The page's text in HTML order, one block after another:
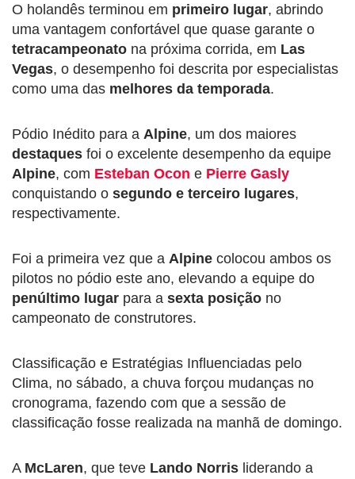
O holandês terminou em primeiro lugar, abrindo
uma vantagem confortável que quase garante o
tetracampeonato na próxima corrida, em Las
Vegas, o desempenho foi descrita por especialistas
como uma das melhores da temporada.
Pódio Inédito para a Alpine, um dos maiores
destaques foi o excelente desempenho da equipe
Alpine, com Esteban Ocon e Pierre Gasly
conquistando o segundo e terceiro lugares,
respectivamente.
Foi a primeira vez que a Alpine colocou ambos os
pilotos no pódio este ano, elevando a equipe do
penúltimo lugar para a sexta posição no
campeonato de construtores.
Classificação e Estratégias Influenciadas pelo
Clima, no sábado, a chuva forçou mudanças no
cronograma, fazendo com que a sessão de
classificação fosse realizada na manhã de domingo.
A McLaren, que teve Lando Norris liderando a